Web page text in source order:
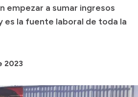
empezar a sumar ingresos
es la fuente laboral de toda la
2023